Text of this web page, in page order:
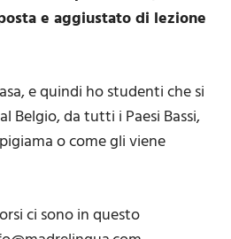
e aggiustato di lezione
e quindi ho studenti che si
Belgio, da tutti i Paesi Bassi,
o come gli viene
ci sono in questo